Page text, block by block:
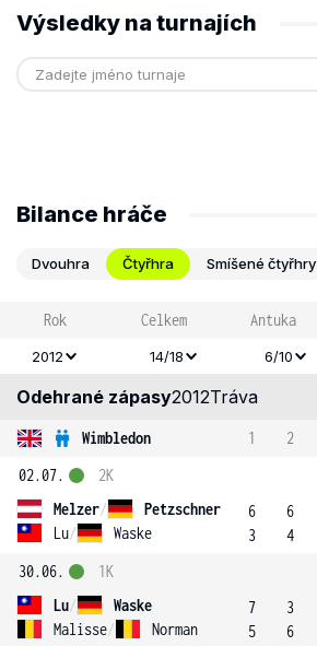
Výsledky na turnajích
Bilance hráče
Dvouhra Čtyřhra Smíšené čtyřhry
Rok Celkem Antuka
2012 14/18 6/10
Odehrané zápasy2012Tráva
Wimbledon 1 2
02.07.
Melzer/
Petzschner
Lu/ Waske
2K
6
3
6
4
30.06.
Lu/
Waske
Malisse/ Norman
1K
7
5
3
6